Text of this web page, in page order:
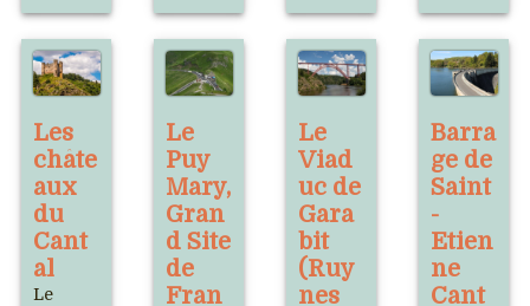
Les
châte
aux
du
Cant
al
Le
Le
Puy
Mary,
Gran
d Site
de
Fran
Le
Viad
uc de
Gara
bit
(Ruy
nes
Barra
ge de
Saint
-
Etien
ne
Cant